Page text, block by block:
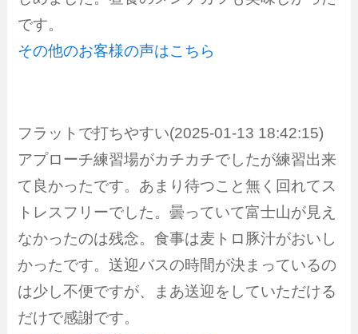
です。
その他のお客様の声はこちら
フラットで打ちやすい(2025-01-13 18:42:15)
アプローチ練習場がカチカチでしたが練習出来
て良かったです。あまり待つこと無く回れてス
トレスフリーでした。曇っていて富士山が見え
なかったのは残念。食事は麦トロ豚汁がおいし
かったです。送迎バスの時間が決まっているの
は少し不便ですが、まあ送迎をしていただける
だけで感謝です。